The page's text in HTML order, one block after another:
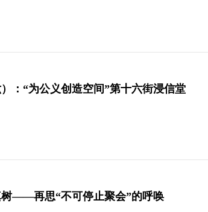
：“为公义创造空间”第十六街浸信堂
树——再思“不可停止聚会”的呼唤